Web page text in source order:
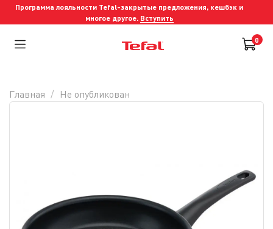
Программа лояльности Tefal-закрытые предложения, кешбэк и
многое другое. Вступить
0
Главная Не опубликован